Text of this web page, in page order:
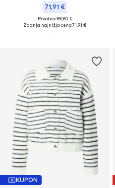
71,91 €
Prvotno: 99,90 €
Zadnja najnižja cena71,91 €
KUPON